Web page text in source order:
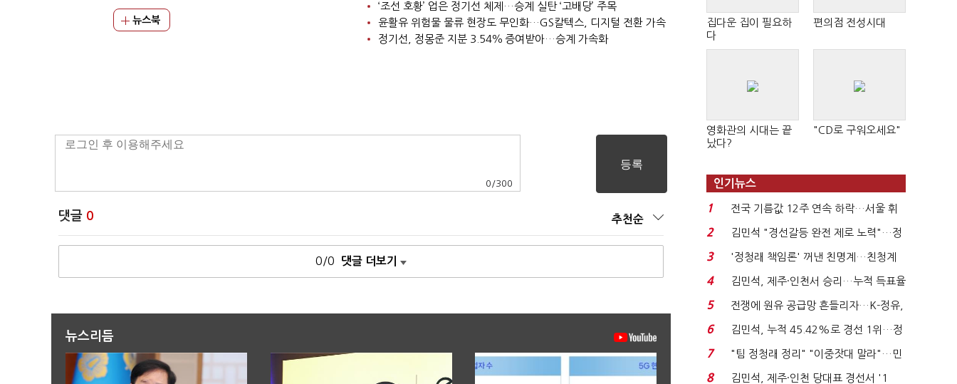
뉴스북
‘조선 호황’ 업은 정기선 체제…승계 실탄 ‘고배당’ 주목
윤활유 위험물 물류 현장도 무인화…GS칼텍스, 디지털 전환 가속
정기선, 정몽준 지분 3.54％ 증여받아…승계 가속화
0 /300
댓글 0 추천순
0/0 댓글 더보기
뉴스리듬
집다운 집이 필요하
다
편의점 전성시대
영화관의 시대는 끝
났다?
"CD로 구워오세요"
인기뉴스
1
전국 기름값 12주 연속 하락…서울 휘
발윳값 1909원...
2
김민석 "경선갈등 완전 제로 노력"…정
청래 "반명 공세 사...
3
'정청래 책임론' 꺼낸 친명계…친청계
는 추가투표 때리기...
4
김민석, 제주·인천서 승리…누적 득표율
'1위 탈환'(종합)...
5
전쟁에 원유 공급망 흔들리자…K-정유,
에너지안보 핵심...
6
김민석, 누적 45.42%로 경선 1위…정
청래와 격차 0.86%p(...
7
"팀 정청래 정리" "이중잣대 말라"…민
주 최고위원 계파 다...
8
김민석, 제주·인천 당대표 경선서 '1